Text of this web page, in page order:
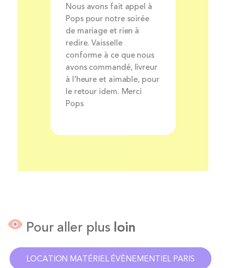
Nous avons fait appel à
Pops pour notre soirée
de mariage et rien à
redire. Vaisselle
conforme à ce que nous
avons commandé, livreur
à l’heure et aimable, pour
le retour idem. Merci
Pops
Pour aller plus loin
LOCATION MATÉRIEL ÉVÈNEMENTIEL PARIS